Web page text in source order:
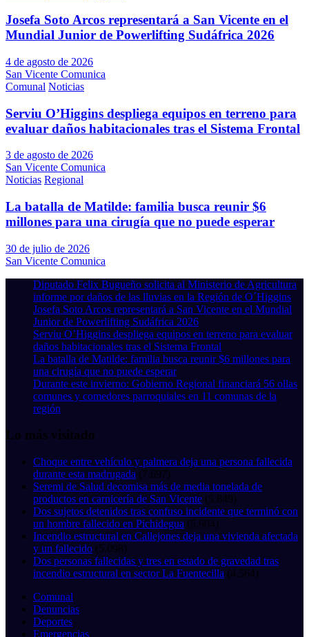
Josefa Soto Arcos representará a San Vicente en el
Mundial Junior de Powerlifting Sudáfrica 2026
4 de agosto de 2026
San Vicente Comunica
Comunal Noticias
Serviu O’Higgins despliega equipos en terreno para
evaluar daños habitacionales tras el Sistema Frontal
3 de agosto de 2026
San Vicente Comunica
Noticias Regional
La batalla de Matilde: familia busca reunir $6
millones para una cirugía que no puede esperar
30 de julio de 2026
San Vicente Comunica
Diputado Felix Bugueño solicita al Ministerio de Agricultura
informe por daños de las lluvias en la Región de O´Higgins
Josefa Soto Arcos representará a San Vicente en el Mundial
Junior de Powerlifting Sudáfrica 2026
Serviu O’Higgins despliega equipos en terreno para evaluar
daños habitacionales tras el Sistema Frontal
La batalla de Matilde: familia busca reunir $6 millones para
una cirugía que no puede esperar
Durante este invierno: Gobierno Regional financiará 56 ollas
comunes y comedores parroquiales en 11 comunas de la
región
Lo más visitado
Choque entre vehículo y palmera deja una persona fallecida
durante esta madrugada (7.697)
Seremi de Salud decomisa más de media tonelada de
productos en carnicería de San Vicente (5.849)
Dos sujetos detenidos tras confuso incidente que terminó con
un hombre fallecido en Pichidegua (5.604)
Incendio estructural en Callejones deja una vivienda afectada
y un fallecido (5.098)
Dos personas fallecidas y tres en estado de gravedad tras
incendio estructural en sector La Fuentecilla (4.564)
Comunal
Denuncias
Deportes
Emergencias